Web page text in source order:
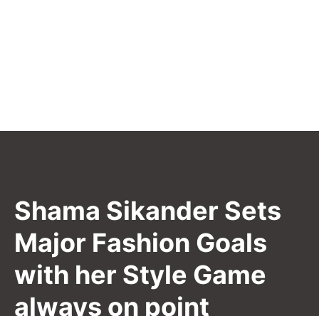
Shama Sikander Sets
Major Fashion Goals
with her Style Game
always on point